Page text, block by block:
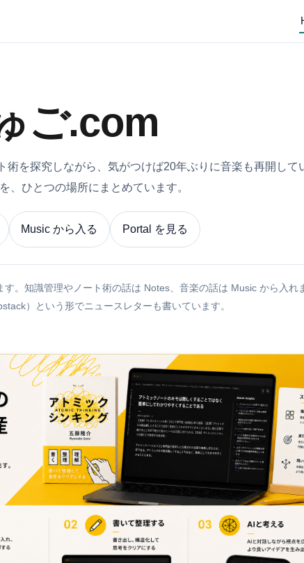
ご.com
術を探究しながら、気がつけば20年ぶりに音楽も再開して
、ひとつの場所にまとめています。
Music から入る Portal を見る
す。知識管理やノート術の話は Notes、音楽の話は Music から入れ
）という形でニュースレターも書いています。